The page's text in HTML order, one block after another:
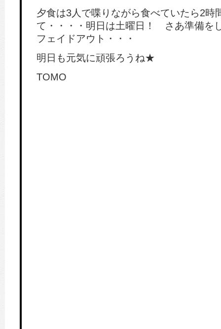
夕食は3人で喋りながら食べていたら2時
て・・・・明日は土曜日！ さあ準備を
フェイドアウト・・・
明日も元気に頑張ろうね★
TOMO